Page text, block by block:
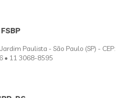
FSBP
Paulista - São Paulo (SP) - CEP:
• 11 3068-8595